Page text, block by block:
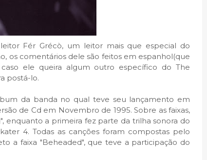
Fér Grécò, um leitor mais que especial do
os comentários dele são feitos em espanhol(que
ele queira algum outro específico do The
postá-lo.
da banda no qual teve seu lançamento em
de Cd em Novembro de 1995. Sobre as faixas,
enquanto a primeira fez parte da trilha sonora do
4. Todas as canções foram compostas pelo
a faixa "Beheaded", que teve a participação do